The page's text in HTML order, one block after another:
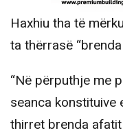
Haxhiu tha të
ta thërrasë
“Në përputhje me
seanca konstituive
thirret brenda